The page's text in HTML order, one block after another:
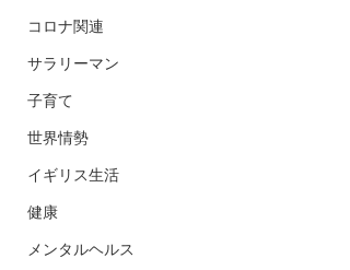
コロナ関連
サラリーマン
子育て
世界情勢
イギリス生活
健康
メンタルヘルス